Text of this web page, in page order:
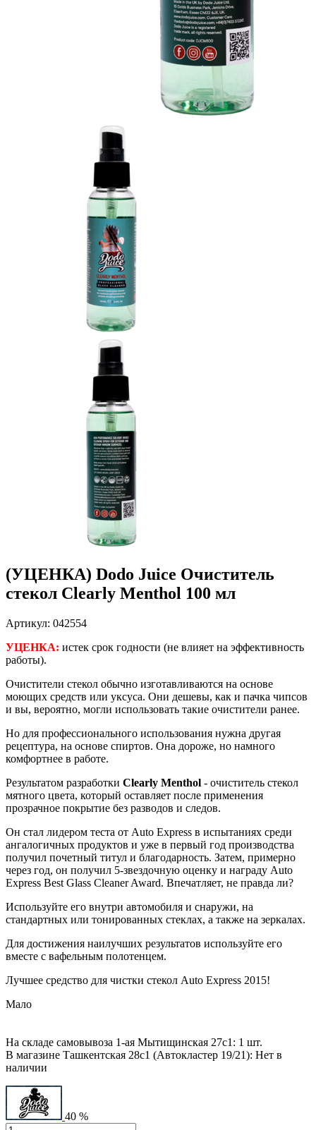
(УЦЕНКА) Dodo Juice Очиститель
стекол Clearly Menthol 100 мл
Артикул: 042554
УЦЕНКА: истек срок годности (не влияет на эффективность
работы).
Очистители стекол обычно изготавливаются на основе
моющих средств или уксуса. Они дешевы, как и пачка чипсов
и вы, вероятно, могли использовать такие очистители ранее.
Но для профессионального использования нужна другая
рецептура, на основе спиртов. Она дороже, но намного
комфортнее в работе.
Результатом разработки Clearly Menthol - очиститель стекол
мятного цвета, который оставляет после применения
прозрачное покрытие без разводов и следов.
Он стал лидером теста от Auto Express в испытаниях среди
ангалогичных продуктов и уже в первый год производства
получил почетный титул и благодарность. Затем, примерно
через год, он получил 5-звездочную оценку и награду Auto
Express Best Glass Cleaner Award. Впечатляет, не правда ли?
Используйте его внутри автомобиля и снаружи, на
стандартных или тонированных стеклах, а также на зеркалах.
Для достижения наилучших результатов используйте его
вместе с вафельным полотенцем.
Лучшее средство для чистки стекол Auto Express 2015!
Мало
На складе самовывоза 1-ая Мытищинская 27с1: 1 шт.
В магазине Ташкентская 28с1 (Автокластер 19/21): Нет в
наличии
40 %